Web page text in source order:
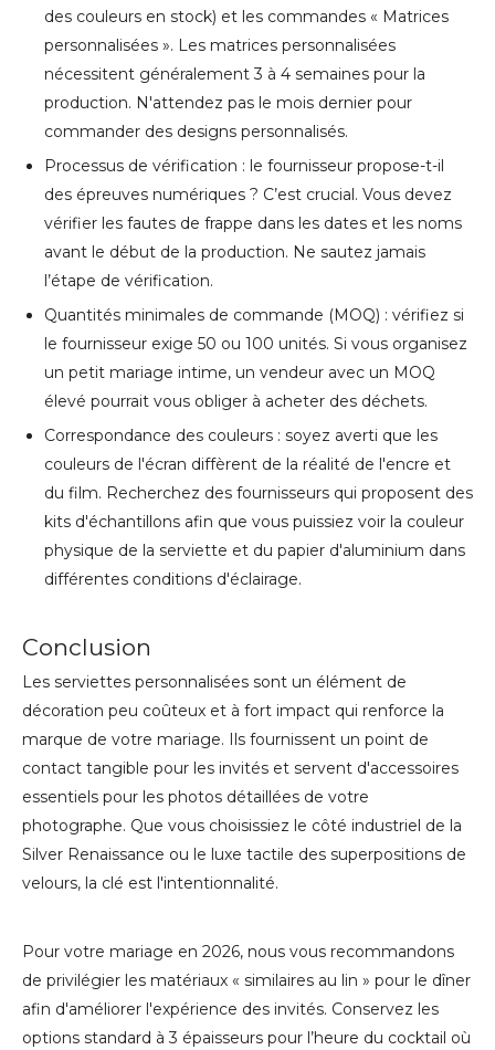
des couleurs en stock) et les commandes « Matrices
personnalisées ». Les matrices personnalisées
nécessitent généralement 3 à 4 semaines pour la
production. N'attendez pas le mois dernier pour
commander des designs personnalisés.
Processus de vérification : le fournisseur propose-t-il
des épreuves numériques ? C’est crucial. Vous devez
vérifier les fautes de frappe dans les dates et les noms
avant le début de la production. Ne sautez jamais
l’étape de vérification.
Quantités minimales de commande (MOQ) : vérifiez si
le fournisseur exige 50 ou 100 unités. Si vous organisez
un petit mariage intime, un vendeur avec un MOQ
élevé pourrait vous obliger à acheter des déchets.
Correspondance des couleurs : soyez averti que les
couleurs de l'écran diffèrent de la réalité de l'encre et
du film. Recherchez des fournisseurs qui proposent des
kits d'échantillons afin que vous puissiez voir la couleur
physique de la serviette et du papier d'aluminium dans
différentes conditions d'éclairage.
Conclusion
Les serviettes personnalisées sont un élément de
décoration peu coûteux et à fort impact qui renforce la
marque de votre mariage. Ils fournissent un point de
contact tangible pour les invités et servent d'accessoires
essentiels pour les photos détaillées de votre
photographe. Que vous choisissiez le côté industriel de la
Silver Renaissance ou le luxe tactile des superpositions de
velours, la clé est l'intentionnalité.
Pour votre mariage en 2026, nous vous recommandons
de privilégier les matériaux « similaires au lin » pour le dîner
afin d'améliorer l'expérience des invités. Conservez les
options standard à 3 épaisseurs pour l’heure du cocktail où